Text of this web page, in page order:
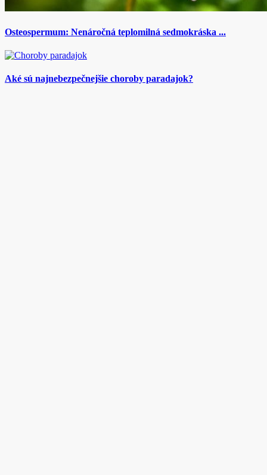
Osteospermum: Nenáročná teplomilná sedmokráska ...
Aké sú najnebezpečnejšie choroby paradajok?